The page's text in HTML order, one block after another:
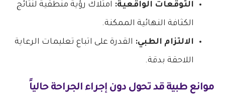
التوقعات الواقعية: امتلاك رؤية منطقية لنتائج
الكثافة النهائية الممكنة.
الالتزام الطبي: القدرة على اتباع تعليمات الرعاية
اللاحقة بدقة.
موانع طبية قد تحول دون إجراء الجراحة حالياً